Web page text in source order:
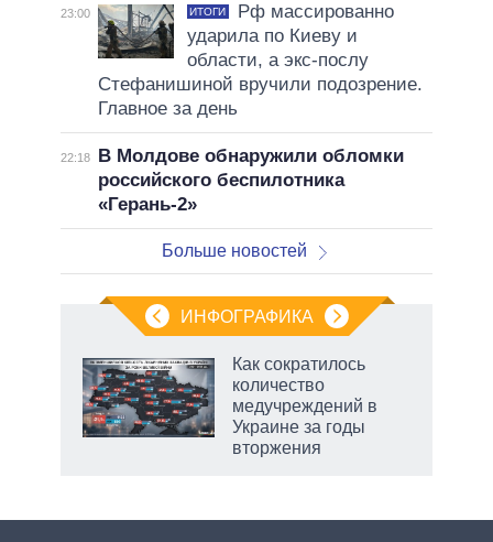
23:00 ИТОГИ
Рф массированно
ударила по Киеву и
области, а экс-послу
Стефанишиной вручили подозрение.
Главное за день
22:18
В Молдове обнаружили обломки
российского беспилотника
«Герань-2»
Больше новостей
ИНФОГРАФИКА
Как сократилось
количество
медучреждений в
Украине за годы
вторжения